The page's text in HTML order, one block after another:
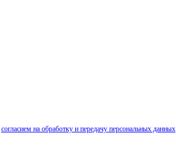
согласием на обработку и передачу персональных данных